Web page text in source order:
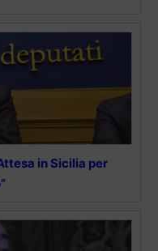
in Sicilia per